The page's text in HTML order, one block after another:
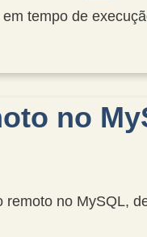
tempo de
no
no MySQL,